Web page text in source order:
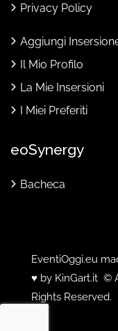
Privacy Policy
Aggiungi
Il Mio Profilo
La Mie Insersioni
I Miei Preferiti
eoSynergy
Bacheca
EventiOggi.eu
♥ by KinGart.it ©
Rights Reserved.